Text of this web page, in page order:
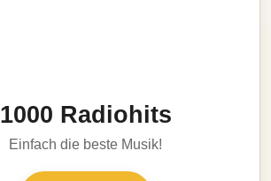
1000 Radiohits
Einfach die beste Musik!